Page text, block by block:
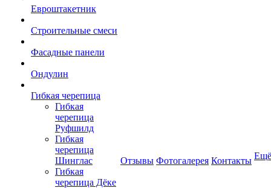
Евроштакетник
Строительные смеси
Фасадные панели
Ондулин
Гибкая черепица
Гибкая
черепица
Руфшилд
Гибкая
черепица
Шинглас
Гибкая
черепица Дёке
Отзывы Фотогалерея Контакты Ещё